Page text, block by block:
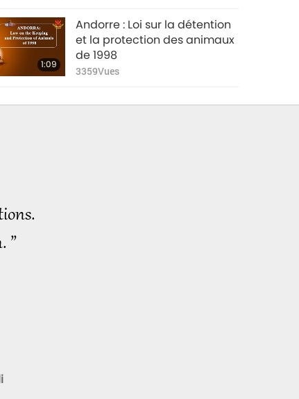
1:21
Animals are People,
Part 33
3145
1:09
Andorre : Loi sur la détention
et la protection des animaux
de 1998
3359Vues
”